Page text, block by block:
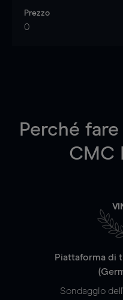
Prezzo
0
Perché
CMC
Piattaforma di
Sondaggio